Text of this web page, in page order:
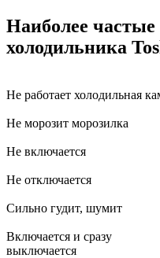
Наиболее
холодильника
Не работает холодильная
Не морозит морозилка
Не включается
Не отключается
Сильно гудит, шумит
Включается и сразу
выключается